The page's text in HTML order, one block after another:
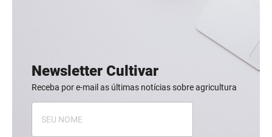
Newsletter Cultivar
Receba por e-mail as últimas notícias sobre agricultura